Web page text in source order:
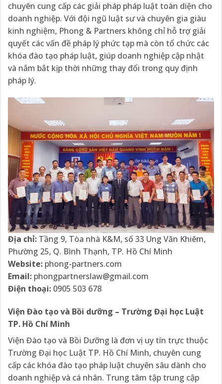
chuyên cung cấp các giải pháp pháp luật toàn diện cho
doanh nghiệp. Với đội ngũ luật sư và chuyên gia giàu
kinh nghiệm, Phong & Partners không chỉ hỗ trợ giải
quyết các vấn đề pháp lý phức tạp mà còn tổ chức các
khóa đào tạo pháp luật, giúp doanh nghiệp cập nhật
và nắm bắt kịp thời những thay đổi trong quy định
pháp lý.
Địa chỉ: Tầng 9, Tòa nhà K&M, số 33 Ung Văn Khiêm,
Phường 25, Q. Bình Thạnh, TP. Hồ Chí Minh
Website: phong-partners.com
Email: phongpartnerslaw@gmail.com
Điện thoại: 0905 503 678
Viện Đào tạo và Bồi dưỡng – Trường Đại học Luật
TP. Hồ Chí Minh
Viện Đào tạo và Bồi Dưỡng là đơn vị uy tín trực thuộc
Trường Đại học Luật TP. Hồ Chí Minh, chuyên cung
cấp các khóa đào tạo pháp luật chuyên sâu dành cho
doanh nghiệp và cá nhân. Trung tâm tập trung cập